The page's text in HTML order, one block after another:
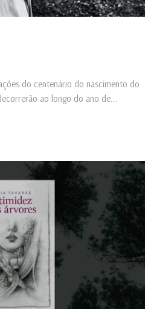
do centenário do nascimento do
ao longo do ano de...